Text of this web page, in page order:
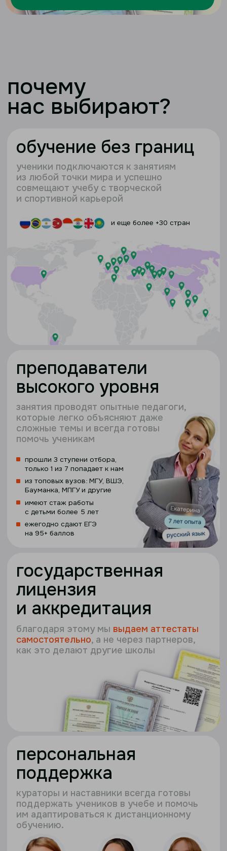
сочетаем стандарты ФИПИ и авторские
подходы для максимальной
бесплатная
подготовка к огэ и егэ
для всех учеников
школы
применяем знания сразу на
практике и решаем только
то, что будет на экзамене
доступ к шпаргалкам, мини-
самопроверки
онлайн-тренажеры с
подробным разбором 1-ой и 2-
ой частей
лицензия
персональная
поддержка
кураторы и наставники всегда готовы
поддержать учеников в учебе и помочь
им адаптироваться к дистанционному
обучению.
задайте вопросы про
напрямую директору
прямая линия
с директором
онлайн-школы
Саковцева Ольга
директор онлайн-школы
ОНЛАЙН 14 АВГУСТА 18:00 (МСК)